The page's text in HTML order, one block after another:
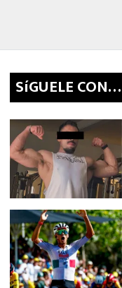
SíGUELE CON…